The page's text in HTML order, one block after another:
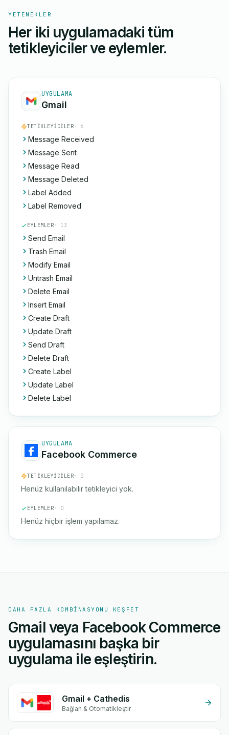
YETENEKLER
Her iki uygulamadaki tüm
tetikleyiciler ve eylemler.
UYGULAMA
Gmail
TETIKLEYICILER· 6
Message Received
Message Sent
Message Read
Message Deleted
Label Added
Label Removed
EYLEMLER· 13
Send Email
Trash Email
Modify Email
Untrash Email
Delete Email
Insert Email
Create Draft
Update Draft
Send Draft
Delete Draft
Create Label
Update Label
Delete Label
UYGULAMA
Facebook Commerce
TETIKLEYICILER· 0
Henüz kullanılabilir tetikleyici yok.
EYLEMLER· 0
Henüz hiçbir işlem yapılamaz.
DAHA FAZLA KOMBINASYONU KEŞFET
Gmail veya Facebook Commerce
uygulamasını başka bir
uygulama ile eşleştirin.
Gmail + Cathedis
Bağlan & Otomatikleştir